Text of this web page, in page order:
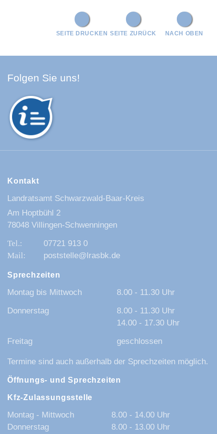
NACH OBEN
SEITE ZURÜCK
SEITE DRUCKEN
Folgen Sie uns!
Kontakt
Landratsamt Schwarzwald-Baar-Kreis
Am Hoptbühl 2
78048 Villingen-Schwenningen
07721 913 0
poststelle@lrasbk.de
Sprechzeiten
Montag bis Mittwoch
8.00 - 11.30 Uhr
Donnerstag
8.00 - 11.30 Uhr
14.00 - 17.30 Uhr
Freitag
geschlossen
Termine sind auch außerhalb der Sprechzeiten möglich.
Öffnungs- und Sprechzeiten
Kfz-Zulassungsstelle
Montag - Mittwoch
8.00 - 14.00 Uhr
Donnerstag
8.00 - 13.00 Uhr